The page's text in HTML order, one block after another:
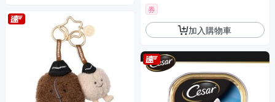
券
加入購物車